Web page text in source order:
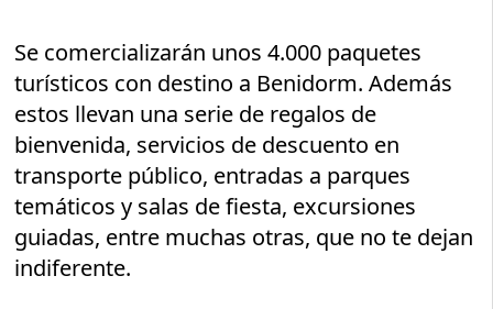
Se comercializarán unos 4.000 paquetes
turísticos con destino a Benidorm. Además
estos llevan una serie de regalos de
bienvenida, servicios de descuento en
transporte público, entradas a parques
temáticos y salas de fiesta, excursiones
guiadas, entre muchas otras, que no te dejan
indiferente.